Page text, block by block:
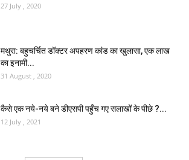
27 July , 2020
मथुरा: बहुचर्चित डॉक्टर अपहरण कांड का खुलासा, एक लाख
का इनामी...
31 August , 2020
कैसे एक नये-नये बने डीएसपी पहुँच गए सलाखों के पीछे ?...
12 July , 2021